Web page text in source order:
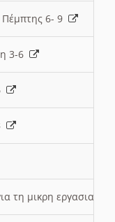
Πέμπτης 6- 9
3-6
τη μικρη εργασια